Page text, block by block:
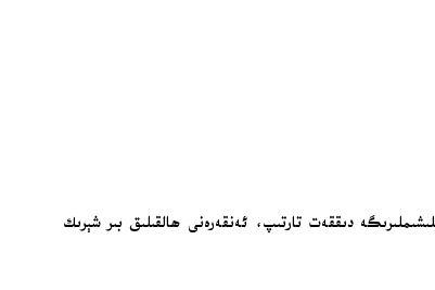
دىققەت تارتىپ، ئەنقەرەنى ھالقىلىق بىر شېرىك